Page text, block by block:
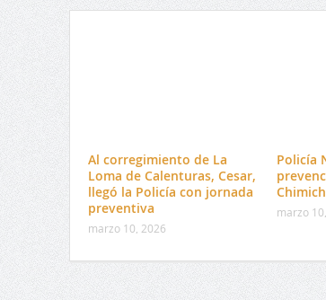
Al corregimiento de La
Loma de Calenturas, Cesar,
llegó la Policía con jornada
preventiva
marzo 10, 2026
Policía
marzo